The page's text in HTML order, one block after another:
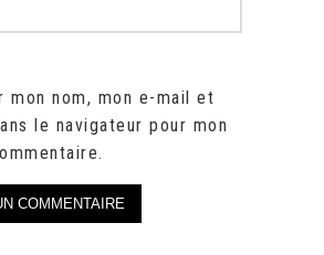
mon nom, mon e-mail et
le navigateur pour mon